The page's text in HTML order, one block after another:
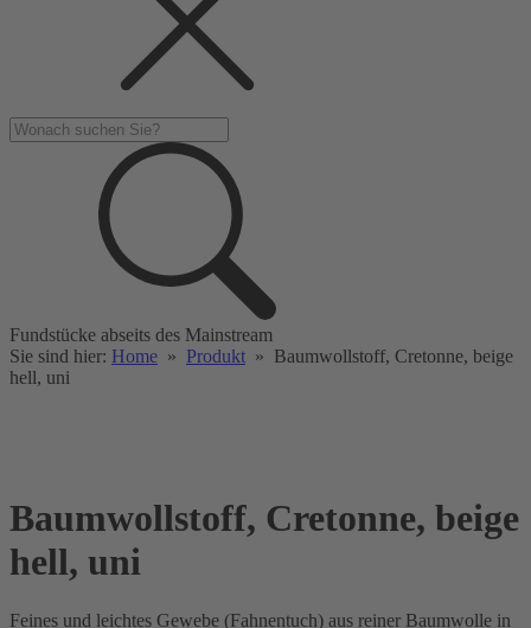
Fundstücke abseits des Mainstream
Sie sind hier: Home » Produkt » Baumwollstoff, Cretonne, beige
hell, uni
Baumwollstoff, Cretonne, beige
hell, uni
Feines und leichtes Gewebe (Fahnentuch) aus reiner Baumwolle in